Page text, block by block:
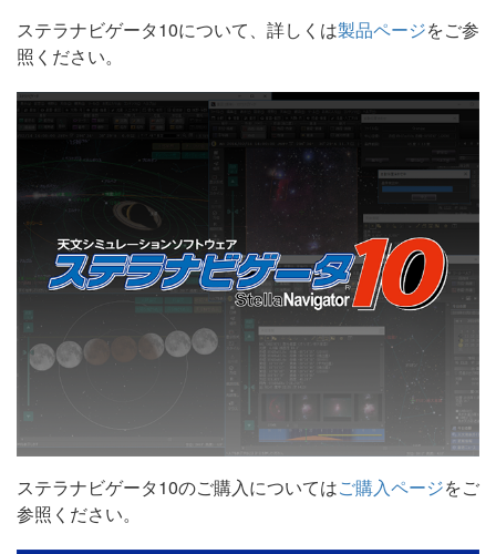
ステラナビゲータ10について、詳しくは製品ページをご参
照ください。
ステラナビゲータ10のご購入についてはご購入ページをご
参照ください。